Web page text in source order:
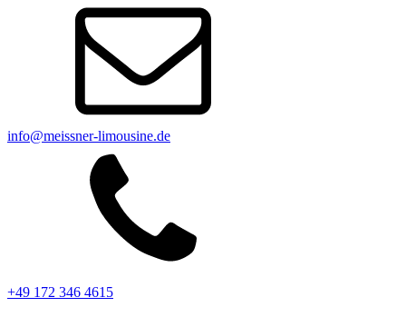
info@meissner-limousine.de
+49 172 346 4615